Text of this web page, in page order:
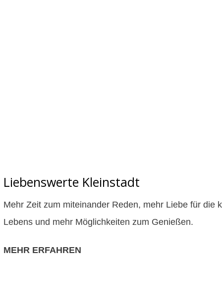
Liebenswerte Kleinstadt
Mehr Zeit zum miteinander Reden, mehr Liebe für die
Lebens und mehr Möglichkeiten zum Genießen.
MEHR ERFAHREN